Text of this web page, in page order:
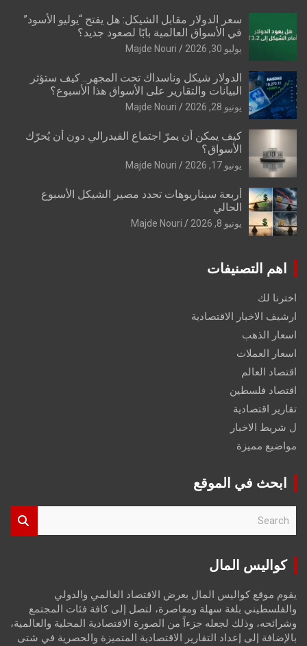
سعر الدولار مقابل الشيكل: هل يفتح “يوليو الأسود”
في الأسواق العالمية بابًا لصعود جديد؟
يوليو 30, 2026 Majde Nouri
الدولار شيكل وناسداك تحت المجهر.. كيف ستؤثر
البيانات والتقارير على الأسواق هذا الأسبوع؟
يونيو 28, 2026 Majde Nouri
كيف يمكن أن يمرّ اجتماع الفيدرالي دون أن يُحرّك
الأسواق؟
يونيو 17, 2026 Majde Nouri
أربعة سيناريوهات تحدد مصير الشيكل الأسبوع
الحالي
يونيو 8, 2026 Majde Nouri
اهم التصنيفات
اخترنا لك
ارشيف الاخبار الاقتصادية
اسعار الذهب
اسعار العملات
اقتصاد العالم
اقتصاد فلسطين
تقارير اقتصادية
ل شريط الاخبار
مواضيع مميزة
ابحث في الموقع
r
كواليس المال
يقوم موقع كواليس المال بعرض الاقتصاد العالمي والدولي
والفلسطيني بلغة سهلة ومعاصرة، لتصل إلى كافة فئات المجتمع
وشرائحه، وذلك لجعله جزءاً من الصورة الاقتصادية المحلية والعالمية،
بالإضافة إلى إعداد التقارير الاقتصادية المتميزة والحصرية في شتى